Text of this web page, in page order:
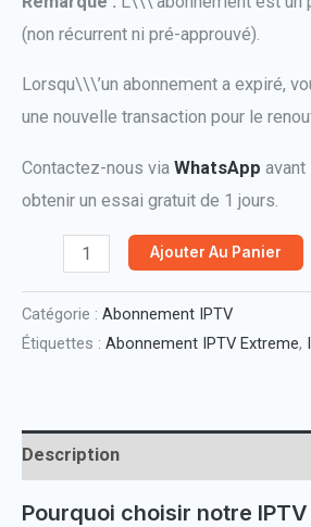
(non récurrent ni pré-approuvé).
Lorsqu\\\’un abonnement a expiré,
une nouvelle transaction pour le
Contactez-nous via WhatsApp
obtenir un essai gratuit de 1 jours.
Abonnement
IPTV
Ajouter Au Panier
Catégorie : Abonnement IPTV
Étiquettes : Abonnement IPTV Extreme,
Description
Pourquoi choisir notre IPTV